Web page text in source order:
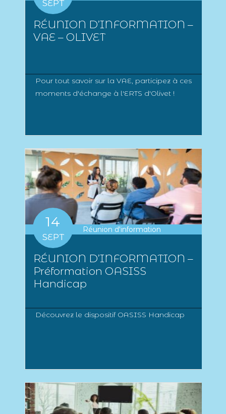
SEPT
RÉUNION D’INFORMATION –
VAE – OLIVET
Pour tout savoir sur la VAE, participez à ces
moments d'échange à l'ERTS d'Olivet !
14
SEPT
Réunion d'information
RÉUNION D’INFORMATION –
Préformation OASISS
Handicap
Découvrez le dispositif OASISS Handicap